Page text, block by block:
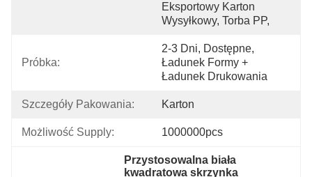
Eksportowy Karton
Wysyłkowy, Torba PP,
Próbka:
2-3 Dni, Dostępne,
Ładunek Formy +
Ładunek Drukowania
Szczegóły Pakowania: Karton
Możliwość Supply: 1000000pcs
Przystosowalna biała
kwadratowa skrzynka